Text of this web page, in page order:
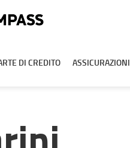
DI CREDITO ASSICURAZIONI